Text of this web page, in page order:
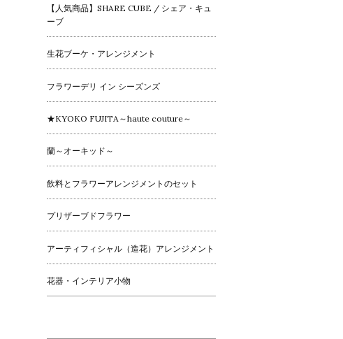
【人気商品】SHARE CUBE / シェア・キュ
ーブ
生花ブーケ・アレンジメント
フラワーデリ イン シーズンズ
★KYOKO FUJITA～haute couture～
蘭～オーキッド～
飲料とフラワーアレンジメントのセット
プリザーブドフラワー
アーティフィシャル（造花）アレンジメント
花器・インテリア小物